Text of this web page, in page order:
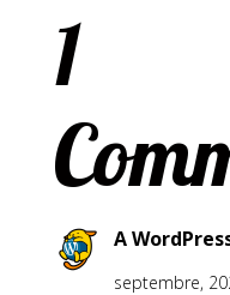
1
A
septembre,